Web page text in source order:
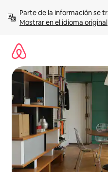
contenidoMostrar en el idioma original